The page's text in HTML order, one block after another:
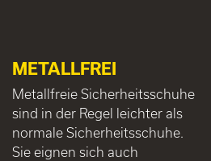
METALLFREI
Metallfreie Sicherheitsschuhe
sind in der Regel leichter als
normale Sicherheitsschuhe.
Sie eignen sich auch